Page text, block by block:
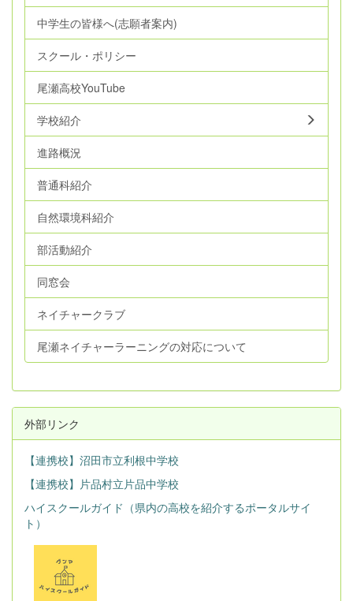
中学生の皆様へ(志願者案内)
スクール・ポリシー
尾瀬高校YouTube
学校紹介
進路概況
普通科紹介
自然環境科紹介
部活動紹介
同窓会
ネイチャークラブ
尾瀬ネイチャーラーニングの対応について
外部リンク
【連携校】沼田市立利根中学校
【連携校】片品村立片品中学校
ハイスクールガイド（県内の高校を紹介するポータルサイ
ト）